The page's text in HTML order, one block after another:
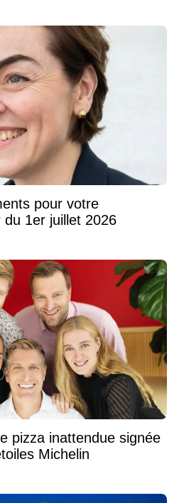
pour votre
1er juillet 2026
pizza inattendue signée
Michelin